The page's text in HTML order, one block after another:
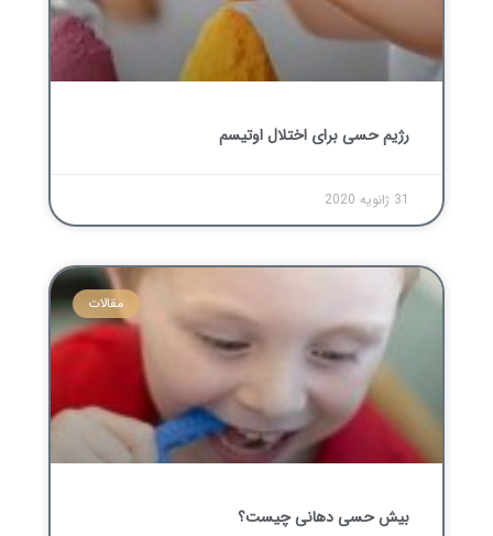
رژیم حسی برای اختلال اوتیسم
31 ژانویه 2020
مقالات
بیش ‌حسی دهانی چیست؟